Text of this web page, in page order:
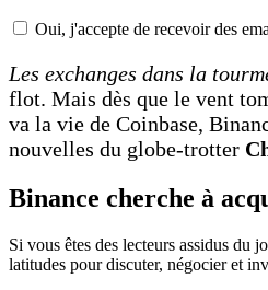
Oui, j'accepte de recevoir des
Les exchanges dans la
flot. Mais dès que le vent
va la vie de Coinbase,
nouvelles du globe-trotter
Binance cherche à
Si vous êtes des lecteurs assidus du
latitudes pour discuter, négocier et